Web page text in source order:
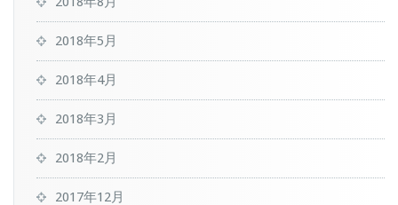
2018年5月
2018年4月
2018年3月
2018年2月
2017年12月